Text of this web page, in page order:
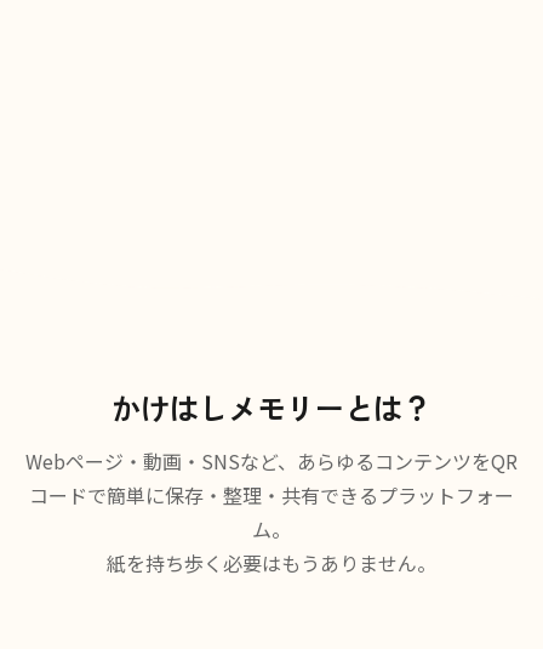
かけはしメモリーとは？
Webページ・動画・SNSなど、あらゆるコンテンツをQR
コードで簡単に保存・整理・共有できるプラットフォー
ム。
紙を持ち歩く必要はもうありません。